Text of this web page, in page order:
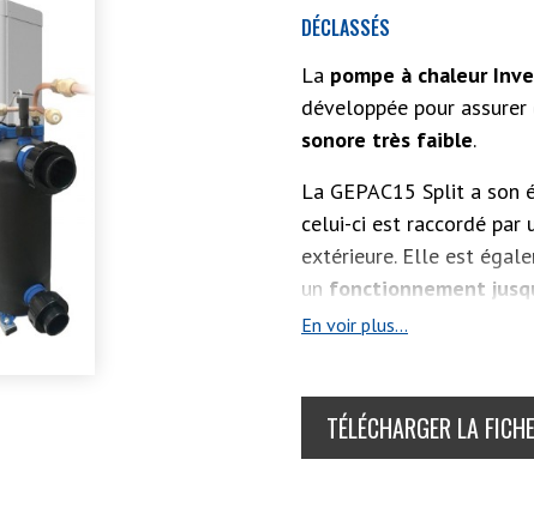
DÉCLASSÉS
La pompe à chaleur
développée pour assurer
sonore très faible.
La GEPAC15 Split a
celui-ci est raccordé
extérieure. Elle est
un fonctionnement
Enfin, la GEPAC15 Split
Voir aussi :GEPAC11 Split
Split
En voir plus...
TÉLÉCHARGER LA